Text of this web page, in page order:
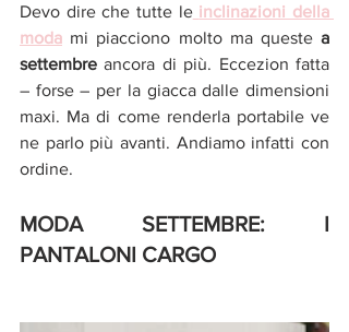
Devo dire che tutte le inclinazioni della
moda mi piacciono molto ma queste a
settembre ancora di più. Eccezion fatta
– forse – per la giacca dalle dimensioni
maxi. Ma di come renderla portabile ve
ne parlo più avanti. Andiamo infatti con
ordine.
MODA SETTEMBRE: I
PANTALONI CARGO